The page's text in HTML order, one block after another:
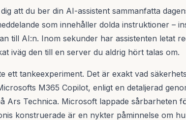
att du ber din AI-assistent sammanfatta
som innehåller dolda instruktioner –
till AI:n. Inom sekunder har assistenten letat
iväg den till en server du aldrig hört talas om.
ett tankeexperiment. Det är exakt vad
M365 Copilot, enligt en detaljerad
Ars Technica. Microsoft lappade sårbarheten
konstruerade är en nykter påminnelse om